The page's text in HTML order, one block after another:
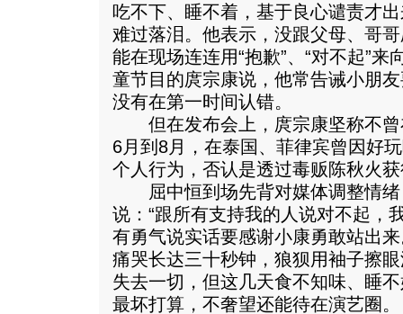
吃不下、睡不着，基于良心谴责才
难过落泪。他表示，没跟父母、哥
能在现场连连用“抱歉”、“对不起”
童节目的庹宗康说，他常告诫小朋
没有在第一时间认错。
但在发布会上，庹宗康坚称不曾
6月到8月，在泰国、菲律宾曾因好
个人行为，否认是透过毒贩陈秋火
屈中恒到场先背对媒体调整情绪
说：“跟所有支持我的人说对不起，
有勇气说实话要感谢小康勇敢站出
痛哭长达三十秒钟，狼狈用袖子擦
失去一切，但这几天食不知味、睡
最坏打算，不奢望还能待在演艺圈。